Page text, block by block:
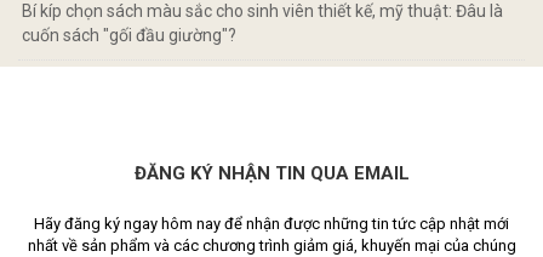
Bí kíp chọn sách màu sắc cho sinh viên thiết kế, mỹ thuật: Đâu là
cuốn sách "gối đầu giường"?
ĐĂNG KÝ NHẬN TIN QUA EMAIL
Hãy đăng ký ngay hôm nay để nhận được những tin tức cập nhật mới
nhất về sản phẩm và các chương trình giảm giá, khuyến mại của chúng